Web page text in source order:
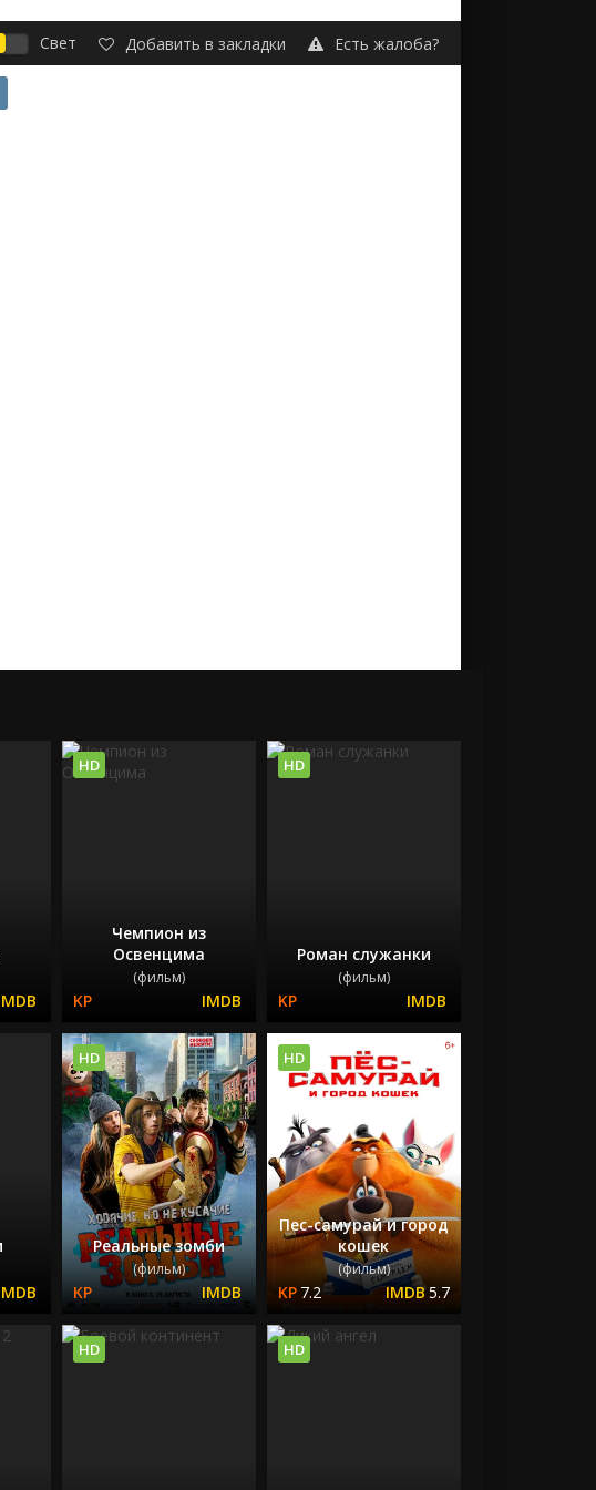
Свет Добавить в закладки Есть жалоба?
Чемпион из
Освенцима
(фильм)
HD
Роман служанки
(фильм)
HD
Реальные зомби
(фильм)
HD
Пес-самурай и город
кошек
(фильм)
7.2 5.7
HD
HD HD